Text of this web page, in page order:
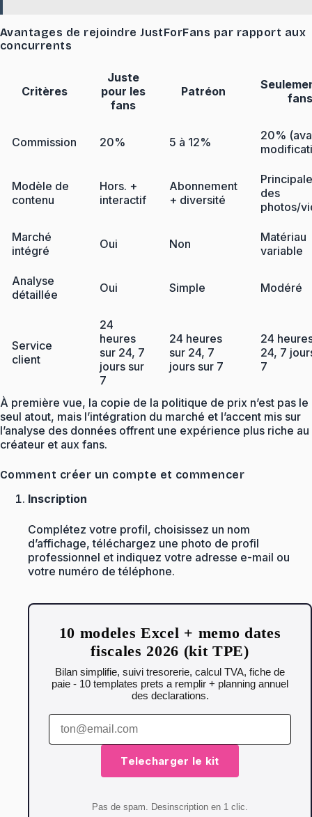
Avantages de rejoindre JustForFans par rapport aux
concurrents
Critères
Juste
pour les
fans
Patréon
fans
Commission 20% 5 à 12%
20%
Modèle de
contenu
Hors. +
interactif
Abonnement
+ diversité
des
photos/
Marché
intégré
Oui Non
Matériau
variable
Analyse
détaillée
Oui Simple Modéré
Service
client
24
heures
sur 24, 7
jours sur
7
24 heures
sur 24, 7
jours sur 7
24
24, 7
7
À première vue, la copie de la politique de prix n’est pas le
seul atout, mais l’intégration du marché et l’accent mis sur
l’analyse des données offrent une expérience plus riche au
créateur et aux fans.
Comment créer un compte et commencer
Inscription
Complétez votre profil, choisissez un nom
d’affichage, téléchargez une photo de profil
professionnel et indiquez votre adresse e-mail ou
votre numéro de téléphone.
10 modeles Excel + memo dates
fiscales 2026 (kit TPE)
Bilan simplifie, suivi tresorerie, calcul TVA, fiche de
paie - 10 templates prets a remplir + planning annuel
des declarations.
Telecharger le kit
Pas de spam. Desinscription en 1 clic.